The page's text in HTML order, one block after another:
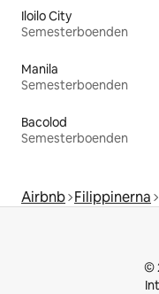
Iloilo City
Semesterboenden
Manila
Semesterboenden
Bacolod
Semesterboenden
Airbnb Filippinerna
©